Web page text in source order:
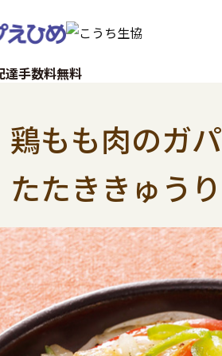
鶏もも肉のガ
たたききゅうり